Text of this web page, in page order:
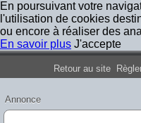
En poursuivant votre
l'utilisation de cookies
ou encore à réaliser des
En savoir plus J'accepte
Forum
Retour au site
Annonce